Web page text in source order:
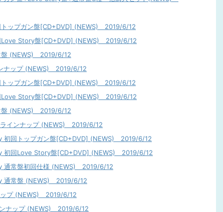
ップガン盤[CD+DVD] (NEWS) 2019/6/12
Story盤[CD+DVD] (NEWS) 2019/6/12
盤 (NEWS) 2019/6/12
ナップ (NEWS) 2019/6/12
ップガン盤[CD+DVD] (NEWS) 2019/6/12
Love Story盤[CD+DVD] (NEWS) 2019/6/12
盤 (NEWS) 2019/6/12
ラインナップ (NEWS) 2019/6/12
初回トップガン盤[CD+DVD] (NEWS) 2019/6/12
初回Love Story盤[CD+DVD] (NEWS) 2019/6/12
通常盤初回仕様 (NEWS) 2019/6/12
通常盤 (NEWS) 2019/6/12
ップ (NEWS) 2019/6/12
ナップ (NEWS) 2019/6/12